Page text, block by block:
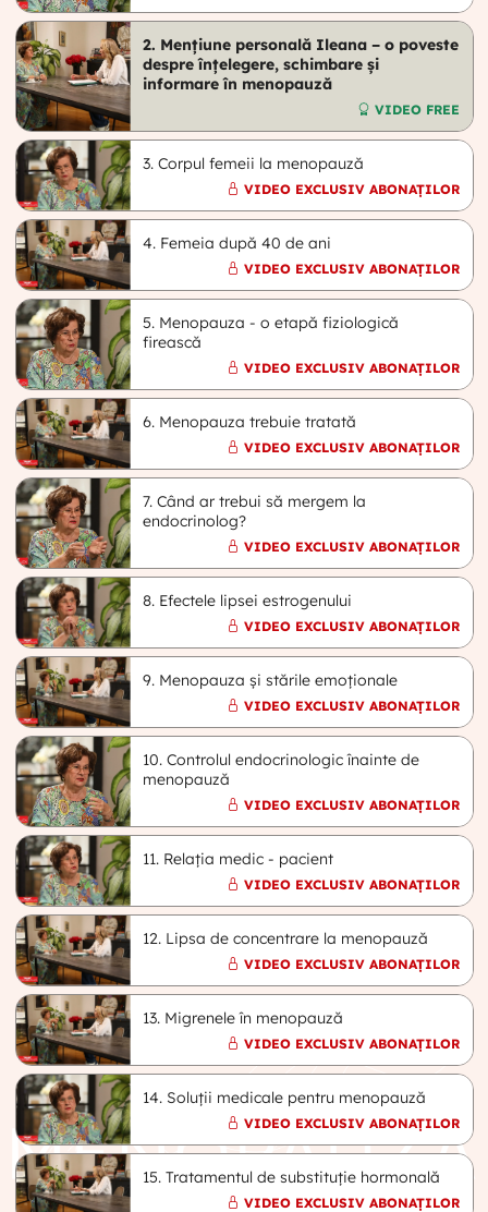
2. Mențiune personală Ileana – o poveste
despre înțelegere, schimbare și
informare în menopauză
VIDEO FREE
3. Corpul femeii la menopauză
VIDEO EXCLUSIV ABONAȚILOR
4. Femeia după 40 de ani
VIDEO EXCLUSIV ABONAȚILOR
5. Menopauza - o etapă fiziologică
firească
VIDEO EXCLUSIV ABONAȚILOR
6. Menopauza trebuie tratată
VIDEO EXCLUSIV ABONAȚILOR
7. Când ar trebui să mergem la
endocrinolog?
VIDEO EXCLUSIV ABONAȚILOR
8. Efectele lipsei estrogenului
VIDEO EXCLUSIV ABONAȚILOR
9. Menopauza și stările emoționale
VIDEO EXCLUSIV ABONAȚILOR
10. Controlul endocrinologic înainte de
menopauză
VIDEO EXCLUSIV ABONAȚILOR
11. Relația medic - pacient
VIDEO EXCLUSIV ABONAȚILOR
12. Lipsa de concentrare la menopauză
VIDEO EXCLUSIV ABONAȚILOR
13. Migrenele în menopauză
VIDEO EXCLUSIV ABONAȚILOR
14. Soluții medicale pentru menopauză
VIDEO EXCLUSIV ABONAȚILOR
15. Tratamentul de substituție hormonală
VIDEO EXCLUSIV ABONAȚILOR